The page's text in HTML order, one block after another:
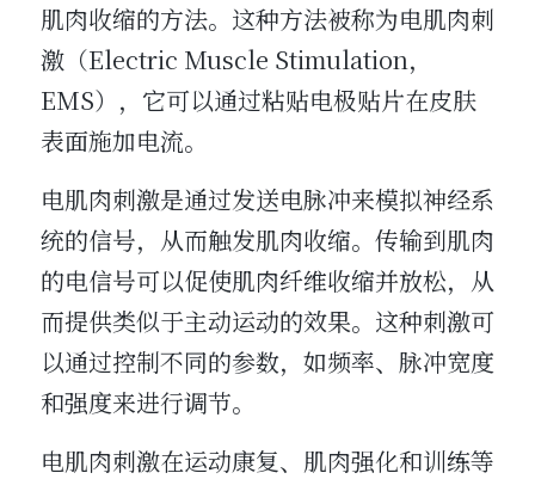
肌肉收缩的方法。这种方法被称为电肌肉刺
激（Electric Muscle Stimulation，
EMS），它可以通过粘贴电极贴片在皮肤
表面施加电流。
电肌肉刺激是通过发送电脉冲来模拟神经系
统的信号，从而触发肌肉收缩。传输到肌肉
的电信号可以促使肌肉纤维收缩并放松，从
而提供类似于主动运动的效果。这种刺激可
以通过控制不同的参数，如频率、脉冲宽度
和强度来进行调节。
电肌肉刺激在运动康复、肌肉强化和训练等